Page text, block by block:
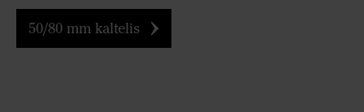
50/80 mm kaltelis